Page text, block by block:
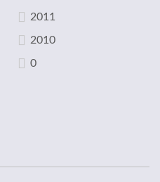
2011
2010
0